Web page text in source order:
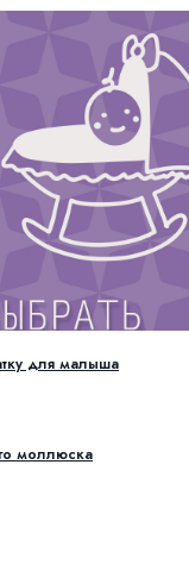
для малыша
моллюска